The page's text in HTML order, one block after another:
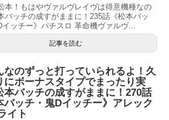
本！もはやヴァルヴレイヴは得意機種なの
バッチの成すがままに！235話《松本バッ
イッチー》パチスロ 革命機ヴァルヴ...
記事を読む
なのずっと打っていられるよ！久
にボーナスタイプでまったり実
本バッチの成すがままに！270話
バッチ・鬼Dイッチー》アレック
イト